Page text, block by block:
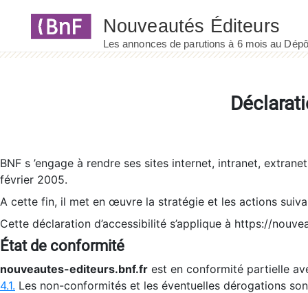
BNF s ’engage à rendre ses sites internet, intranet,
février 2005.
A cette fin, il met en œuvre la stratégie et les actions
Cette déclaration d’accessibilité s’applique à https://
État de conformité
nouveautes-editeurs.bnf.fr est en conformité partielle
4.1. Les non-conformités et les éventuelles dérogations